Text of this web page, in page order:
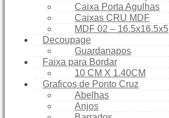
Caixa Porta Agulhas
Caixas CRU MDF
MDF 02 – 16.5x16.5x5
Decoupage
Guardanapos
Faixa para Bordar
10 CM X 1.40CM
Graficos de Ponto Cruz
Abelhas
Anjos